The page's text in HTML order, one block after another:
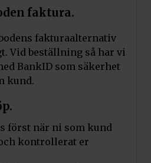
faktura.
fakturaalternativ
Vid beställning så har vi
BankID som säkerhet
kund.
först när ni som kund
kontrollerat er